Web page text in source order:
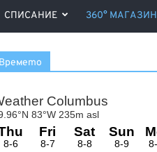
СПИСАНИЕ 360° МАГАЗИН